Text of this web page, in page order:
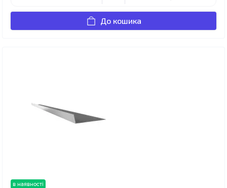
До кошика
в наявності